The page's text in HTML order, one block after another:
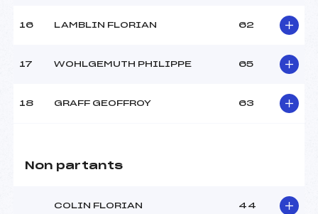
16 LAMBLIN FLORIAN 62
17 WOHLGEMUTH PHILIPPE 65
18 GRAFF GEOFFROY 63
Non partants
COLIN FLORIAN 44